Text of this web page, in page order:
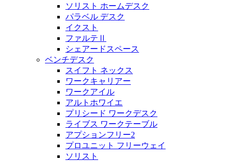
ソリスト ホームデスク
パラベル デスク
イクスト
ファルテⅡ
シェアードスペース
ベンチデスク
スイフト ネックス
ワークキャリアー
ワークアイル
アルトホワイエ
プリシード ワークデスク
ライブス ワークテーブル
アプションフリー2
プロユニット フリーウェイ
ソリスト